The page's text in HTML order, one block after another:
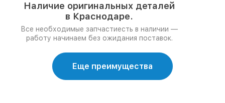
Наличие оригинальных деталей
в Краснодаре.
Все необходимые запчастиесть в наличии —
работу начинаем без ожидания поставок.
Еще преимущества